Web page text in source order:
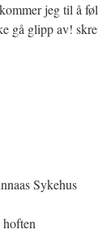
jeg til å
gå glipp av!
Sykehus